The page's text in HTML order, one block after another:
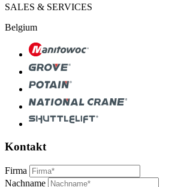
SALES & SERVICES
Belgium
Kontakt
Firma
Nachname